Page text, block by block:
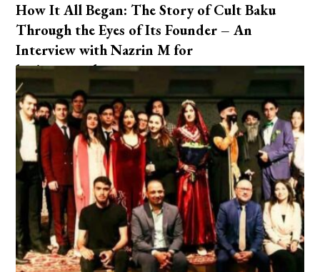
How It All Began: The Story of Cult Baku
Through the Eyes of Its Founder – An
Interview with Nazrin M for
heritageazculture.com